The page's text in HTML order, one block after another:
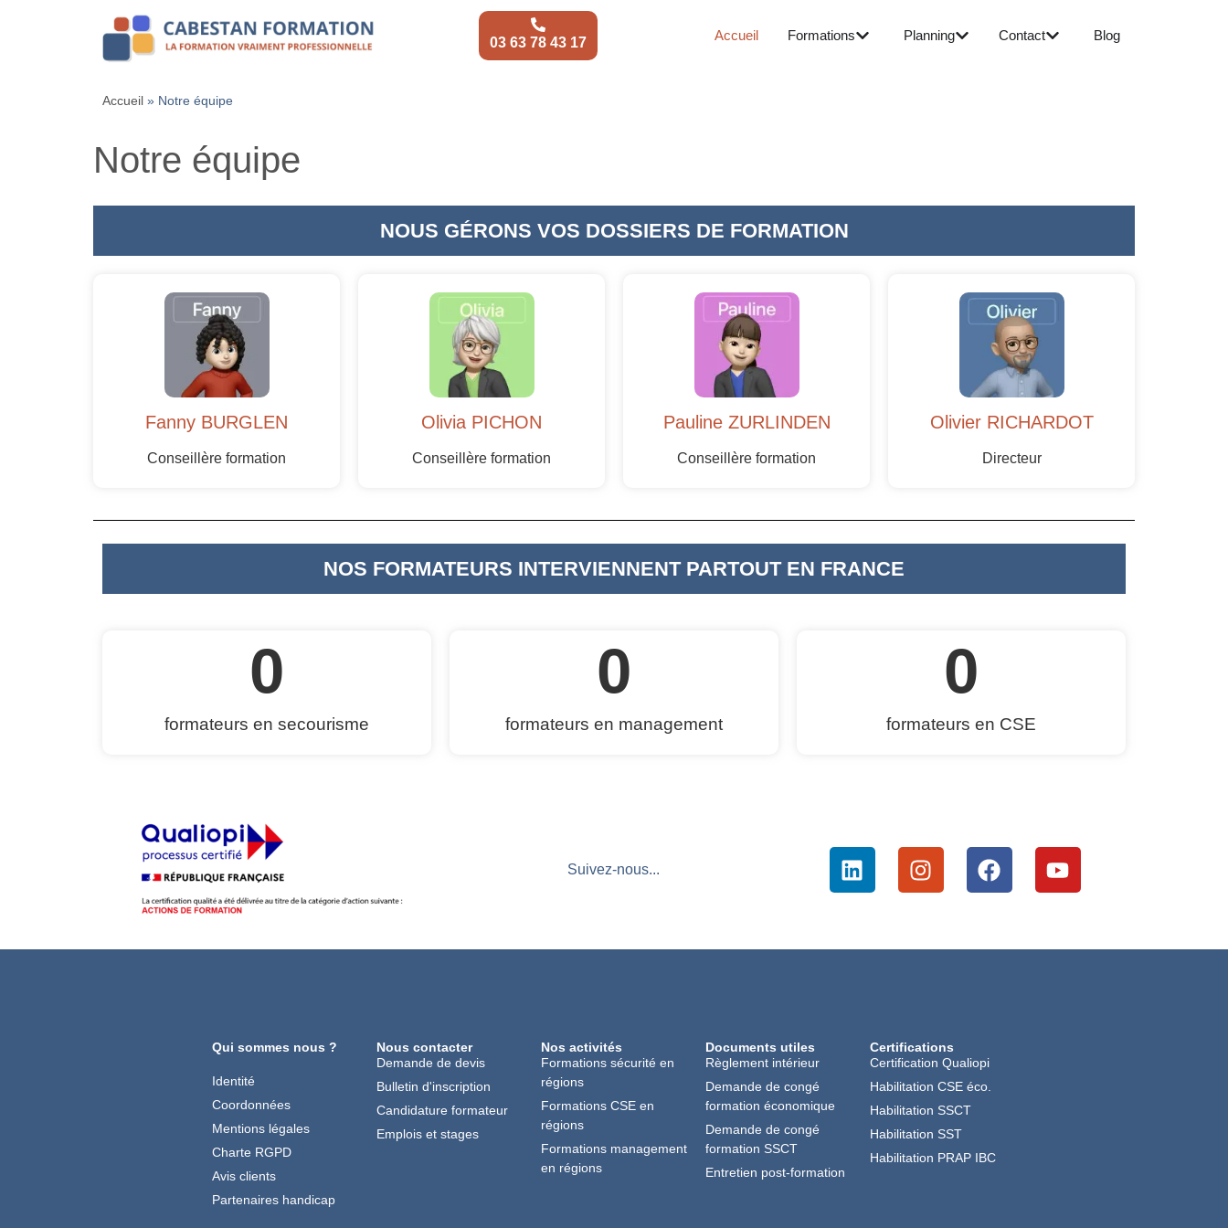
03 63 78 43 17 Accueil Formations Planning Contact Blog
Accueil » Notre équipe
Notre équipe
NOUS GÉRONS VOS DOSSIERS DE FORMATION
Fanny BURGLEN
Conseillère formation
Olivia PICHON
Conseillère formation
Pauline ZURLINDEN
Conseillère formation
Olivier RICHARDOT
Directeur
NOS FORMATEURS INTERVIENNENT PARTOUT EN FRANCE
formateurs en secourisme
0
formateurs en management
0
formateurs en CSE
0
Suivez-nous...
Qui sommes nous ?
Identité
Coordonnées
Mentions légales
Charte RGPD
Avis clients
Partenaires handicap
Nous contacter
Demande de devis
Bulletin d'inscription
Candidature formateur
Emplois et stages
Nos activités
Formations sécurité en
régions
Formations CSE en
régions
Formations management
en régions
Documents utiles
Règlement intérieur
Demande de congé
formation économique
Demande de congé
formation SSCT
Entretien post-formation
Certifications
Certification Qualiopi
Habilitation CSE éco.
Habilitation SSCT
Habilitation SST
Habilitation PRAP IBC